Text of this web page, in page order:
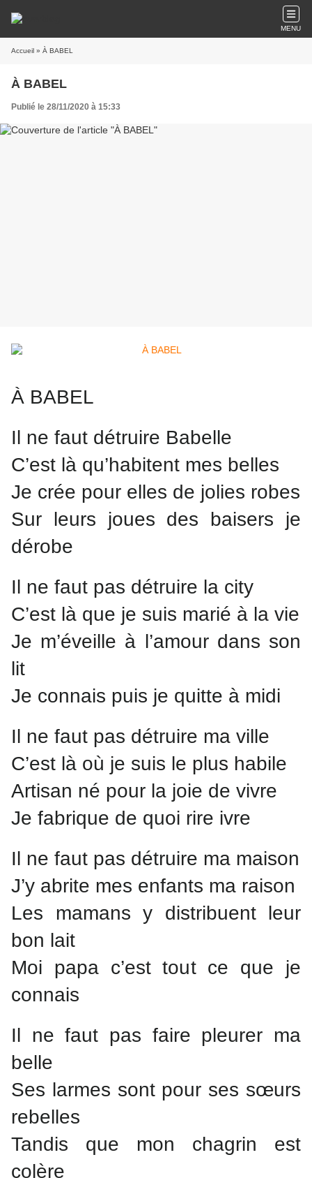
MENU
Accueil » À BABEL
À BABEL
Publié le 28/11/2020 à 15:33
À BABEL
Il ne faut détruire Babelle
C’est là qu’habitent mes belles
Je crée pour elles de jolies robes
Sur leurs joues des baisers je
dérobe
Il ne faut pas détruire la city
C’est là que je suis marié à la vie
Je m’éveille à l’amour dans son
lit
Je connais puis je quitte à midi
Il ne faut pas détruire ma ville
C’est là où je suis le plus habile
Artisan né pour la joie de vivre
Je fabrique de quoi rire ivre
Il ne faut pas détruire ma maison
J’y abrite mes enfants ma raison
Les mamans y distribuent leur
bon lait
Moi papa c’est tout ce que je
connais
Il ne faut pas faire pleurer ma
belle
Ses larmes sont pour ses sœurs
rebelles
Tandis que mon chagrin est
colère